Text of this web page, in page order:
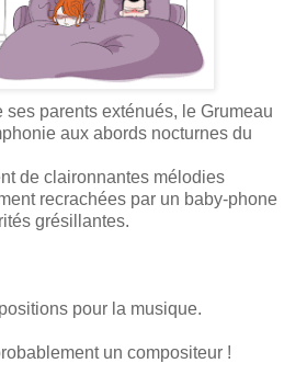
parents exténués, le Grumeau
aux abords nocturnes du
de claironnantes mélodies
recrachées par un baby-phone
grésillantes.
pour la musique.
un compositeur !